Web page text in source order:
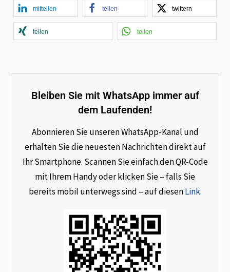
mitteilen teilen twittern
teilen teilen
Bleiben Sie mit WhatsApp immer auf
dem Laufenden!
Abonnieren Sie unseren WhatsApp-Kanal und
erhalten Sie die neuesten Nachrichten direkt auf
Ihr Smartphone. Scannen Sie einfach den QR-Code
mit Ihrem Handy oder klicken Sie – falls Sie
bereits mobil unterwegs sind – auf diesenLink.